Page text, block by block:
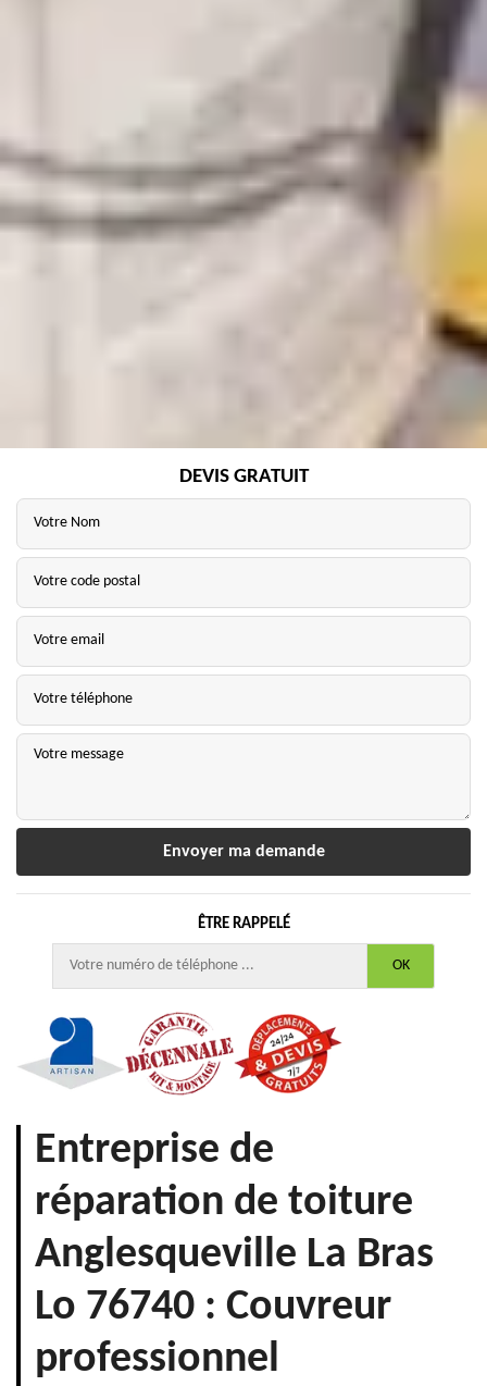
DEVIS GRATUIT
ÊTRE RAPPELÉ
Entreprise de
réparation de toiture
Anglesqueville La Bras
Lo 76740 : Couvreur
professionnel